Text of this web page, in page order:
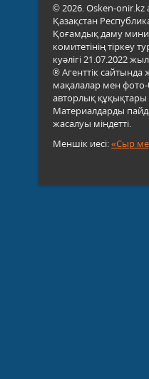
© 2026. Osken-onir.kz
Қазақстан
Қоғамдық даму
комитетінің тіркеу
куәлігі 21.07.2022
® Агенттік
мақалалар мен
авторлық құқықтары
Материалдарды
жасалуы міндетті.
Меншік иесі:«Сыр